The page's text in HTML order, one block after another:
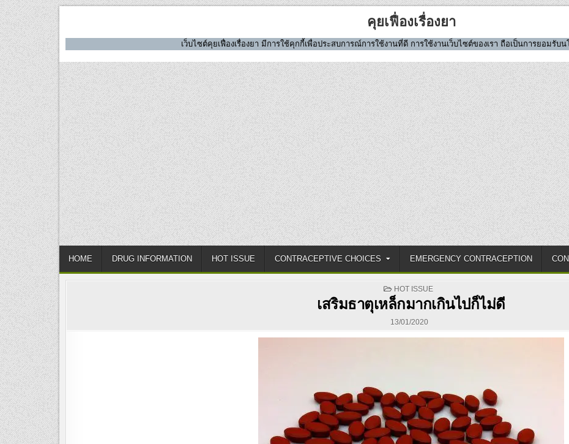
Skip
to
content
คุยเฟื่องเรื่องยา
เว็บไซต์คุยเฟื่องเรื่องยา มีการใช้คุกกี้เพื่อประสบการณ์การใช้งานที่ดี การใช้งานเว็บไซต์ของเรา ถือเป็นการยอมรับ
HOME DRUG INFORMATION HOT ISSUE CONTRACEPTIVE CHOICES EMERGENCY CONTRACEPTION
POSTED
IN
HOT ISSUE
เสริมธาตุเหล็กมากเกินไปก็ไม่ดี
13/01/2020